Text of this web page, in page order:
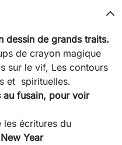
dessin de grands traits.
de crayon magique
sur le vif, Les contours
et spirituelles.
au fusain, pour voir
les écritures du
Year